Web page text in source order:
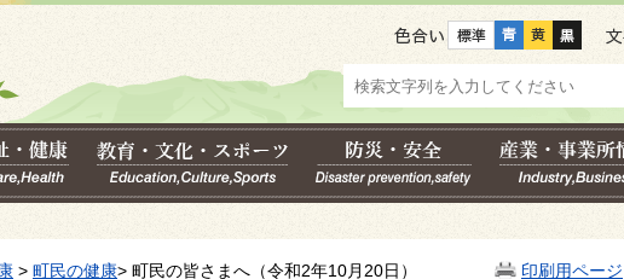
色合い
印刷用ページ
> 町民の健康> 町民の皆さまへ（令和2年10月20日）